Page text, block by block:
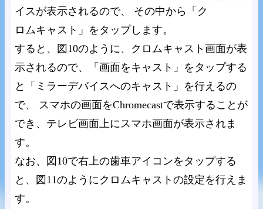
イスが表示されるので、 その中から「ク
ロムキャスト」をタップします。
すると、図10のように、クロムキャスト画面が表
示されるので、「画面をキャスト」をタップする
と「ミラーデバイスへのキャスト」を行えるの
で、 スマホの画面をChromecastで表示することが
でき、テレビ画面上にスマホ画面が表示されま
す。
なお、図10で右上の歯車アイコンをタップする
と、図11のようにクロムキャストの設定を行えま
す。